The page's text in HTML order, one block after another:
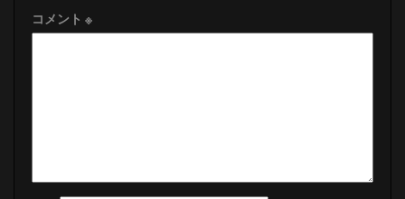
コメント ※